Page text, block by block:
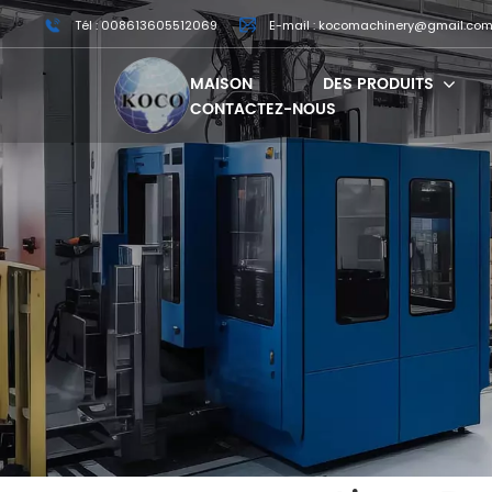
Tél : 008613605512069 E-mail :
MAISON DES PRODUITS
CONTACTEZ-NOUS